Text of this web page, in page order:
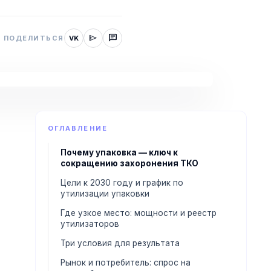
ПОДЕЛИТЬСЯ VK send chat
ОГЛАВЛЕНИЕ
Почему упаковка — ключ к
сокращению захоронения ТКО
Цели к 2030 году и график по
утилизации упаковки
Где узкое место: мощности и реестр
утилизаторов
Три условия для результата
Рынок и потребитель: спрос на